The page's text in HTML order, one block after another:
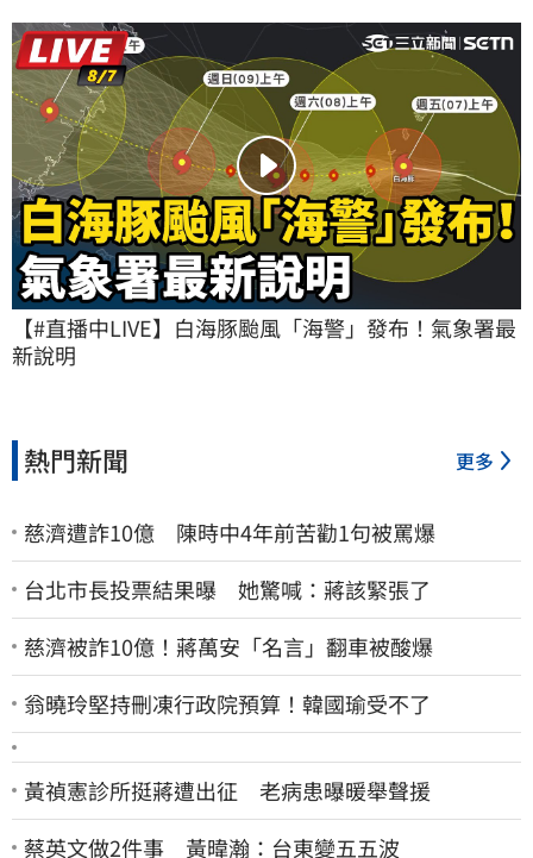
【#直播中LIVE】白海豚颱風「海警」發布！氣象署最
新說明
熱門新聞 更多
慈濟遭詐10億 陳時中4年前苦勸1句被罵爆
台北市長投票結果曝 她驚喊：蔣該緊張了
慈濟被詐10億！蔣萬安「名言」翻車被酸爆
翁曉玲堅持刪凍行政院預算！韓國瑜受不了
黃禎憲診所挺蔣遭出征 老病患曝暖舉聲援
蔡英文做2件事 黃暐瀚：台東變五五波